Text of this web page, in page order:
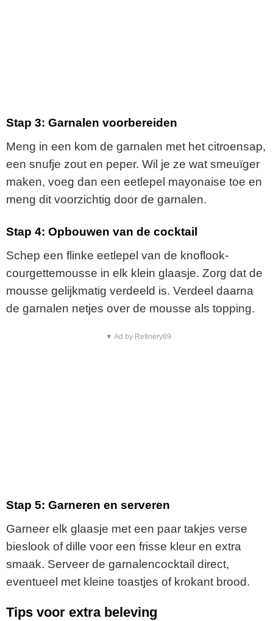
Stap 3: Garnalen voorbereiden
Meng in een kom de garnalen met het citroensap,
een snufje zout en peper. Wil je ze wat smeuïger
maken, voeg dan een eetlepel mayonaise toe en
meng dit voorzichtig door de garnalen.
Stap 4: Opbouwen van de cocktail
Schep een flinke eetlepel van de knoflook-
courgettemousse in elk klein glaasje. Zorg dat de
mousse gelijkmatig verdeeld is. Verdeel daarna
de garnalen netjes over de mousse als topping.
▼ Ad by Refinery89
Stap 5: Garneren en serveren
Garneer elk glaasje met een paar takjes verse
bieslook of dille voor een frisse kleur en extra
smaak. Serveer de garnalencocktail direct,
eventueel met kleine toastjes of krokant brood.
Tips voor extra beleving